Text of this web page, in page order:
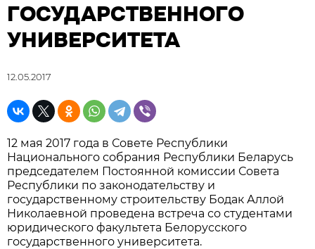
ГОСУДАРСТВЕННОГО
УНИВЕРСИТЕТА
12.05.2017
12 мая 2017 года в Совете Республики
Национального собрания Республики Беларусь
председателем Постоянной комиссии Совета
Республики по законодательству и
государственному строительству Бодак Аллой
Николаевной проведена встреча со студентами
юридического факультета Белорусского
государственного университета.